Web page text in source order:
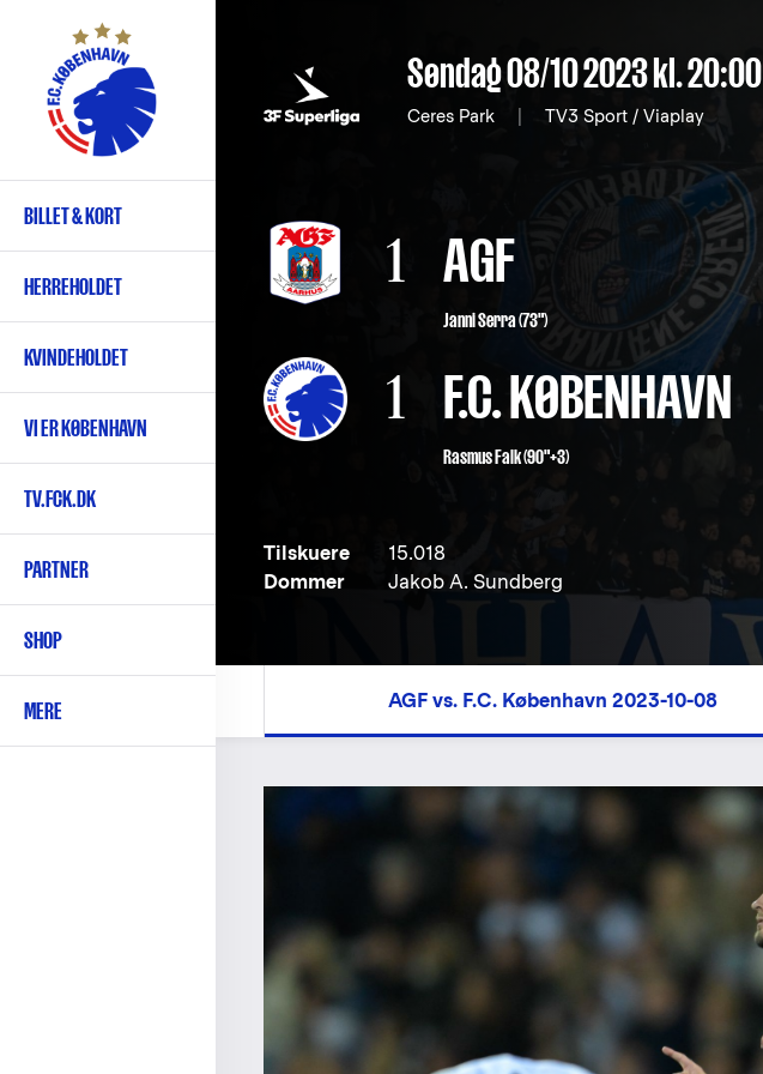
hovedindhold
Primær
navigation
BILLET & KORT
HERREHOLDET
KVINDEHOLDET
VI ER KØBENHAVN
TV.FCK.DK
PARTNER
SHOP
MERE
Søndag 08/10 2023kl. 20:00
Ceres Park TV3 Sport / Viaplay
1 AGF
Janni Serra (73")
1 F.C. KØBENHAVN
Rasmus Falk(90"+3)
Tilskuere
15.018
Dommer
Jakob A. Sundberg
AGF vs. F.C. København 2023-10-08